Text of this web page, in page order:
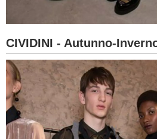
CIVIDINI - Autunno-